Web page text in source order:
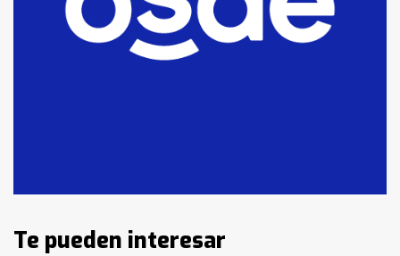
T.Lauquen: se vendió el edificio de
lo que fue la planta Industrial del
Identidad de los adolescentes
pampeanos que fueron
Te pueden interesar